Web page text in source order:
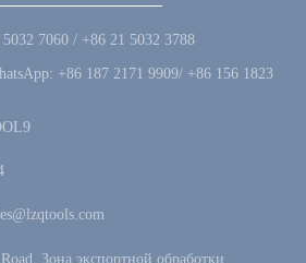
7060 / +86 21 5032 3788
+86 187 2171 9909/ +86 156 1823
Зона экспортной обработки